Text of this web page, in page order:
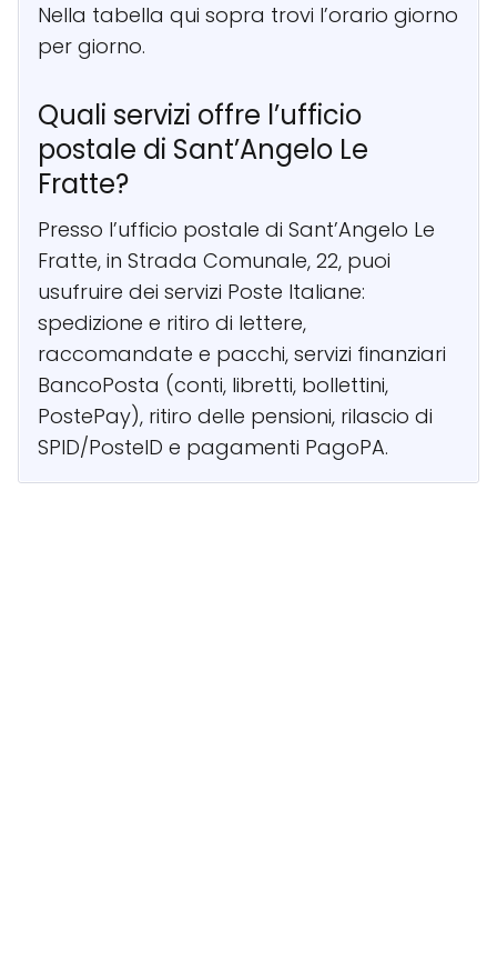
Nella tabella qui sopra trovi l’orario giorno
per giorno.
Quali servizi offre l’ufficio
postale di Sant’Angelo Le
Fratte?
Presso l’ufficio postale di Sant’Angelo Le
Fratte, in Strada Comunale, 22, puoi
usufruire dei servizi Poste Italiane:
spedizione e ritiro di lettere,
raccomandate e pacchi, servizi finanziari
BancoPosta (conti, libretti, bollettini,
PostePay), ritiro delle pensioni, rilascio di
SPID/PosteID e pagamenti PagoPA.